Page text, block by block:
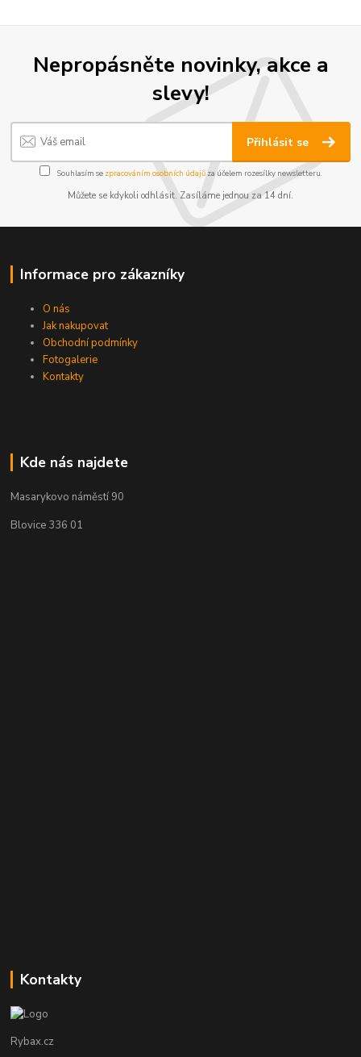
Nepropásněte novinky, akce a
slevy!
Přihlásit se
Souhlasím se zpracováním osobních údajůza účelem rozesílky newsletteru.
Můžete se kdykoli odhlásit. Zasíláme jednou za 14 dní.
Informace pro zákazníky
O nás
Jak nakupovat
Obchodní podmínky
Fotogalerie
Kontakty
Kde nás najdete
Masarykovo náměstí 90
Blovice 336 01
Kontakty
Rybax.cz